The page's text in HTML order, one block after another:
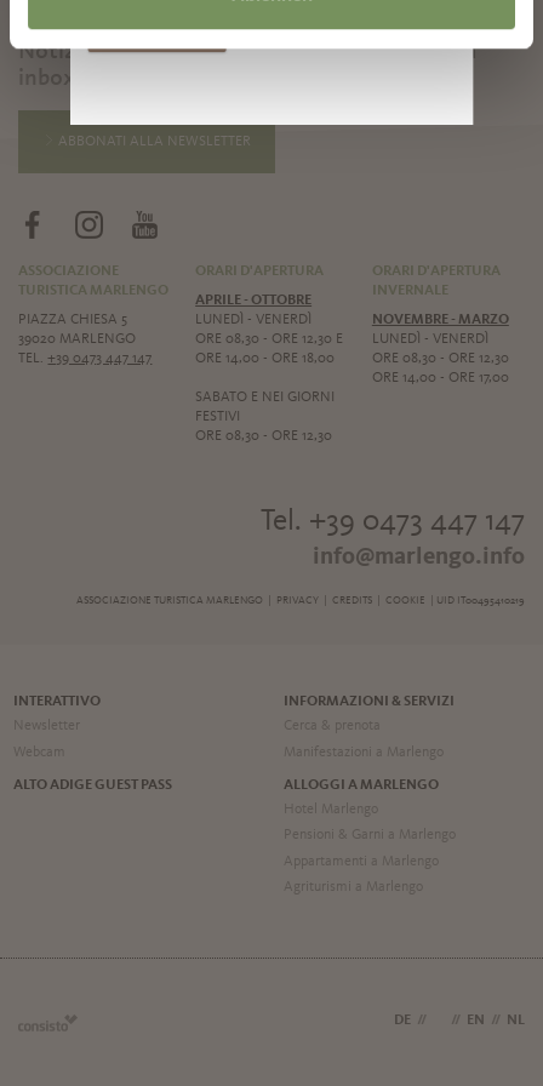
Notizie e informazioni direttamente nella tua
inbox
ABBONATI ALLA NEWSLETTER
ASSOCIAZIONE
TURISTICA MARLENGO
PIAZZA CHIESA 5
39020 MARLENGO
TEL.+39 0473 447 147
ORARI D'APERTURA
APRILE - OTTOBRE
LUNEDÌ - VENERDÌ
ORE 08,30 - ORE 12,30 E
ORE 14,00 - ORE 18,00
SABATO E NEI GIORNI
FESTIVI
ORE 08,30 - ORE 12,30
ORARI D'APERTURA
INVERNALE
NOVEMBRE - MARZO
LUNEDÌ - VENERDÌ
ORE 08,30 - ORE 12,30
ORE 14,00 - ORE 17,00
Tel. +39 0473 447 147
info@marlengo.info
ASSOCIAZIONE TURISTICA MARLENGO | PRIVACY| CREDITS| COOKIE | UID IT00495410219
INTERATTIVO
Newsletter
Webcam
INFORMAZIONI & SERVIZI
Cerca & prenota
Manifestazioni a Marlengo
ALTO ADIGE GUEST PASS
ALLOGGI A MARLENGO
Hotel Marlengo
Pensioni & Garni a Marlengo
Appartamenti a Marlengo
Agriturismi a Marlengo
DE // // EN // NL